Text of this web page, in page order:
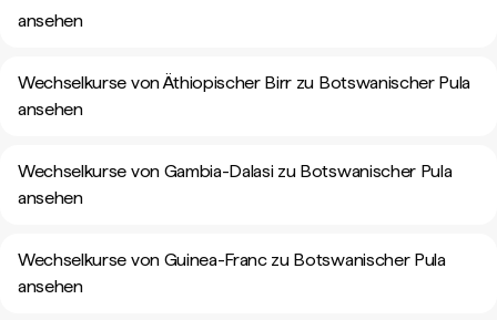
ansehen
Wechselkurse von Äthiopischer Birr zu Botswanischer Pula
ansehen
Wechselkurse von Gambia-Dalasi zu Botswanischer Pula
ansehen
Wechselkurse von Guinea-Franc zu Botswanischer Pula
ansehen